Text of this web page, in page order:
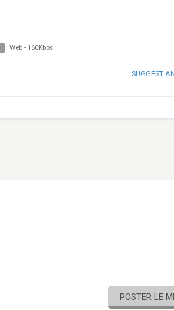
Web - 160Kbps
SUGGEST
POSTER LE